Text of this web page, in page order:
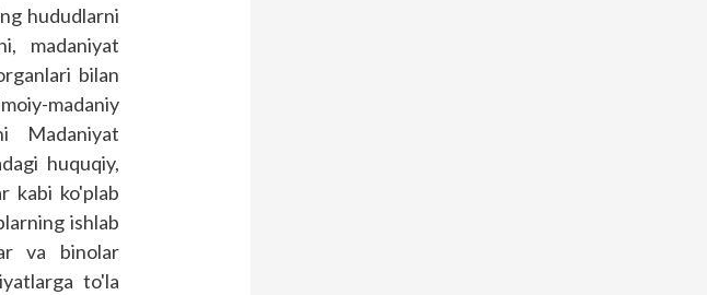
hududlarni
madaniyat
bilan
madaniy
Madaniyat
huquqiy,
kabi ko'plab
ishlab
va binolar
to'la